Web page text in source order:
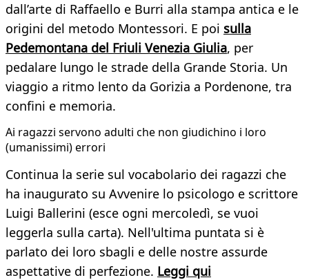
dall’arte di Raffaello e Burri alla stampa antica e le
origini del metodo Montessori. E poi sulla
Pedemontana del Friuli Venezia Giulia, per
pedalare lungo le strade della Grande Storia. Un
viaggio a ritmo lento da Gorizia a Pordenone, tra
confini e memoria.
Ai ragazzi servono adulti che non giudichino i loro
(umanissimi) errori
Continua la serie sul vocabolario dei ragazzi che
ha inaugurato su Avvenire lo psicologo e scrittore
Luigi Ballerini (esce ogni mercoledì, se vuoi
leggerla sulla carta). Nell'ultima puntata si è
parlato dei loro sbagli e delle nostre assurde
aspettative di perfezione. Leggi qui